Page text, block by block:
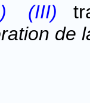
(III)
de